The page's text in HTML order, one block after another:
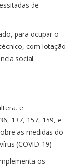
de
para ocupar o
com lotação
social
e
137, 157, 159, e
as medidas do
(COVID-19)
os